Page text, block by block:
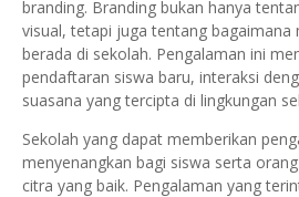
branding. Branding bukan hanya
visual, tetapi juga tentang bagaimana
berada di sekolah. Pengalaman ini
pendaftaran siswa baru, interaksi
suasana yang tercipta di lingkungan
Sekolah yang dapat memberikan
menyenangkan bagi siswa serta
citra yang baik. Pengalaman yang